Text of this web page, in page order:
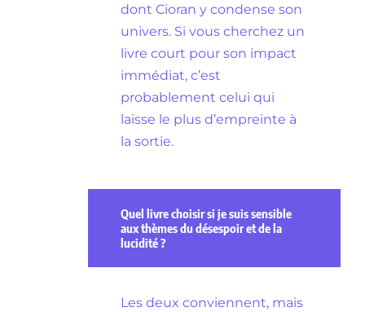
dont Cioran y condense son
univers. Si vous cherchez un
livre court pour son impact
immédiat, c’est
probablement celui qui
laisse le plus d’empreinte à
la sortie.
Quel livre choisir si je suis sensible
aux thèmes du désespoir et de la
lucidité ?
Les deux conviennent, mais